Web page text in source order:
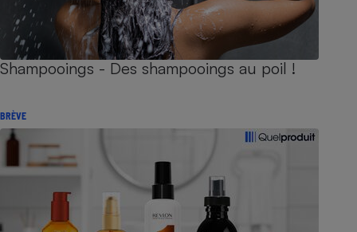
Shampooings - Des shampooings au poil !
BRÈVE